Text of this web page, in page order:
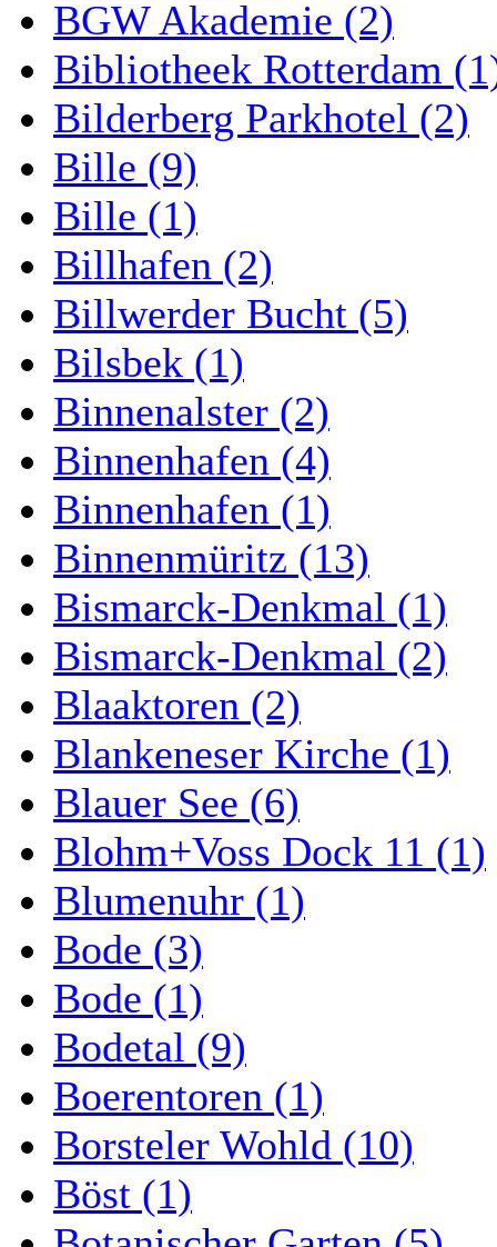
BGW Akademie (2)
Bibliotheek Rotterdam
Bilderberg Parkhotel (2)
Bille (9)
Bille (1)
Billhafen (2)
Billwerder Bucht (5)
Bilsbek (1)
Binnenalster (2)
Binnenhafen (4)
Binnenhafen (1)
Binnenmüritz (13)
Bismarck-Denkmal (1)
Bismarck-Denkmal (2)
Blaaktoren (2)
Blankeneser Kirche (1)
Blauer See (6)
Blohm+Voss Dock 11 (1)
Blumenuhr (1)
Bode (3)
Bode (1)
Bodetal (9)
Boerentoren (1)
Borsteler Wohld (10)
Böst (1)